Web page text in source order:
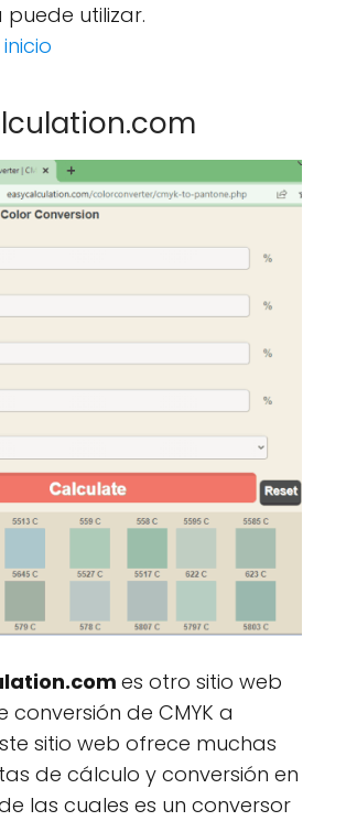
utilizar.
es otro sitio web
de CMYK a
sitio web ofrece muchas
de cálculo y conversión en
las cuales es un conversor